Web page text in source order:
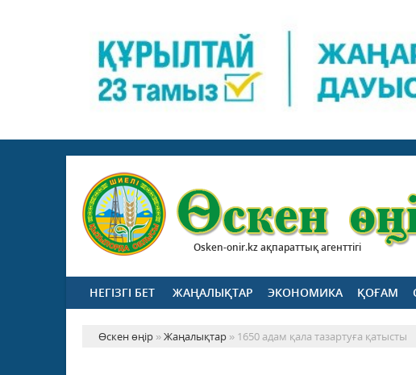
Osken-onir.kz ақпараттық агенттігі
НЕГІЗГІ БЕТ ЖАҢАЛЫҚТАР ЭКОНОМИКА ҚОҒАМ
Өскен өңір »Жаңалықтар » 1650 адам қала тазартуға қатысты